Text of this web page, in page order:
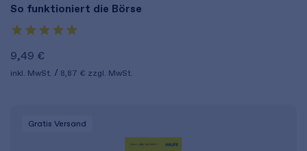
So funktioniert die Börse
9,49 €
inkl. MwSt. 8,87 € zzgl. MwSt.
Gratis Versand